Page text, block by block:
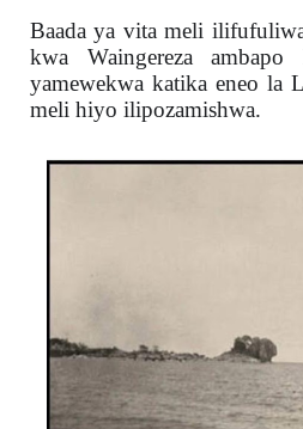
Baada ya vita meli
kwa Waingereza
yamewekwa katika eneo la
meli hiyo ilipozamishwa.